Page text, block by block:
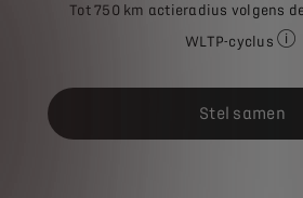
Tot 750 km actieradius volgens
WLTP-cyclus
Stel samen